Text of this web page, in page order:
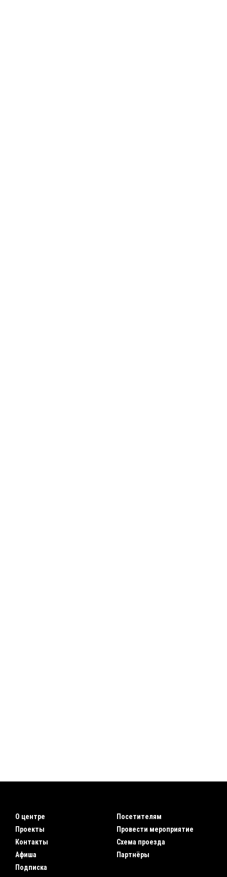
О центре
Проекты
Контакты
Афиша
Подписка
Посетителям
Провести мероприятие
Схема проезда
Партнёры